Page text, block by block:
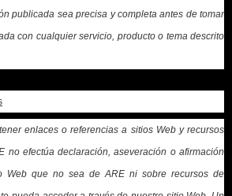
publicada sea precisa y completa antes de tomar
con cualquier servicio, producto o tema descrito
enlaces o referencias a sitios Web y recursos
no efectúa declaración, aseveración o afirmación
Web que no sea de ARE ni sobre recursos de